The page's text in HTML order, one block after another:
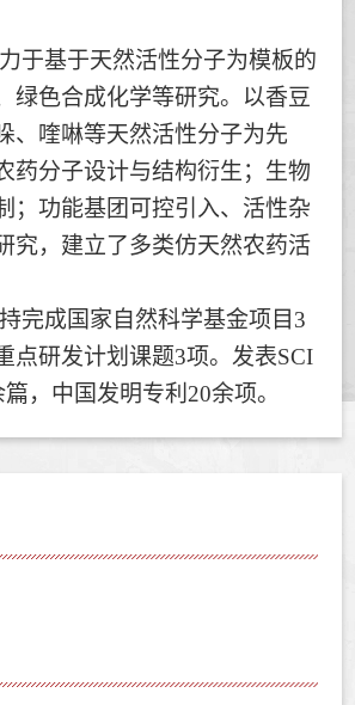
基于天然活性分子为模板的
绿色合成化学等研究。以香豆
、喹啉等天然活性分子为先
药分子设计与结构衍生；生物
；功能基团可控引入、活性杂
究，建立了多类仿天然农药活
成国家自然科学基金项目3
点研发计划课题3项。发表SCI
，中国发明专利20余项。